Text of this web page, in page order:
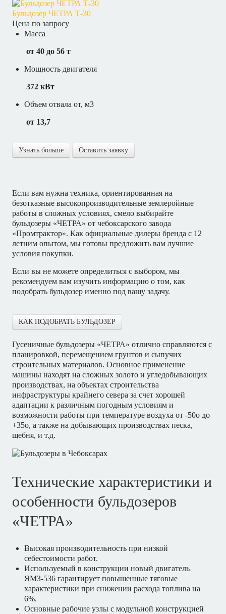
Бульдозер ЧЕТРА Т-30
Цена по запросу
Масса
от 40 до 56 т
Мощность двигателя
372 кВт
Объем отвала от, м3
от 13,7
Узнать больше Оставить заявку
Если вам нужна техника, ориентированная на
безотказные высокопроизводительные землеройные
работы в сложных условиях, смело выбирайте
бульдозеры «ЧЕТРА» от чебоксарского завода
«Промтрактор». Как официальные дилеры бренда с 12
летним опытом, мы готовы предложить вам лучшие
условия покупки.
Если вы не можете определиться с выбором, мы
рекомендуем вам изучить информацию о том, как
подобрать бульдозер именно под вашу задачу.
КАК ПОДОБРАТЬ БУЛЬДОЗЕР
Гусеничные бульдозеры «ЧЕТРА» отлично справляются с
планировкой, перемещением грунтов и сыпучих
строительных материалов. Основное применение
машины находят на сложных золото и угледобывающих
производствах, на объектах строительства
инфраструктуры крайнего севера за счет хорошей
адаптации к различным погодным условиям и
возможности работы при температуре воздуха от -50o до
+35o, а также на добывающих производствах песка,
щебня, и т.д.
Технические характеристики и
особенности бульдозеров
«ЧЕТРА»
Высокая производительность при низкой
себестоимости работ.
Используемый в конструкции новый двигатель
ЯМЗ-536 гарантирует повышенные тяговые
характеристики при снижении расхода топлива на
6%.
Основные рабочие узлы с модульной конструкцией